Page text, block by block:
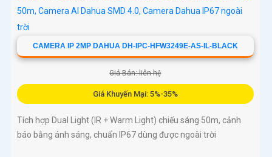
CAMERA IP 2MP DAHUA DH-IPC-HFW3249E-AS-IL-BLACK
Giá Bán: liên hệ
Giá Khuyến Mại: 5%-35%
Tích hợp Dual Light (IR + Warm Light) chiếu sáng 50m, cảnh
báo bằng ánh sáng, chuẩn IP67 dùng được ngoài trời